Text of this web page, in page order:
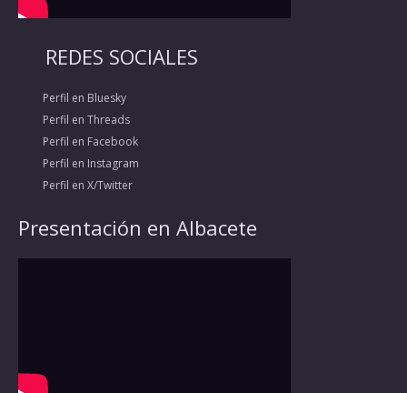
REDES SOCIALES
Perfil en Bluesky
Perfil en Threads
Perfil en Facebook
Perfil en Instagram
Perfil en X/Twitter
Presentación en Albacete